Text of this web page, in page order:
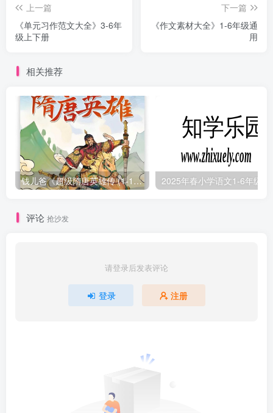
上一篇
《单元习作范文大全》3-6年
级上下册
下一篇
《作文素材大全》1-6年级通
用
相关推荐
钱儿爸《超级隋唐英雄传 (1-10季) +超级隋唐英雄后传 (1-4季）
评论 抢沙发
请登录后发表评论
登录 注册